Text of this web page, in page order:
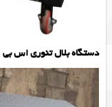
دستگاه بلال تنوری اس بی